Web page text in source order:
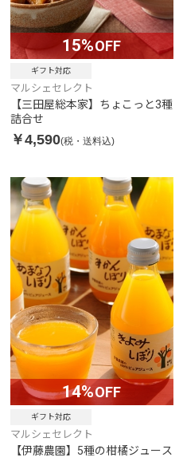
15%OFF
ギフト対応
マルシェセレクト
【三田屋総本家】ちょこっと3種
詰合せ
￥4,590(税・送料込)
14%OFF
ギフト対応
マルシェセレクト
【伊藤農園】5種の柑橘ジュース